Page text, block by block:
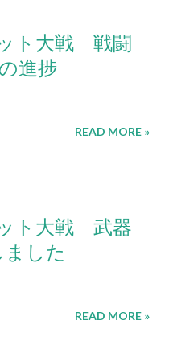
ト大戦 戦闘
進捗
READ MORE »
ト大戦 武器
した
READ MORE »